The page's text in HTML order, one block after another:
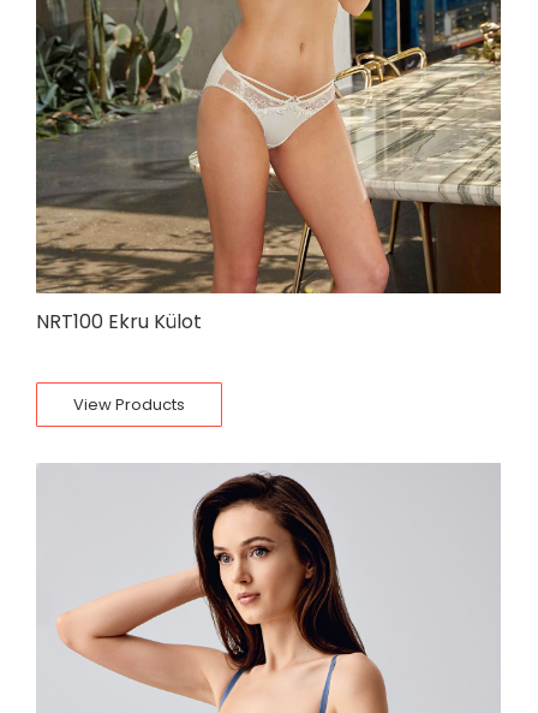
NRT100 Ekru Külot
View Products